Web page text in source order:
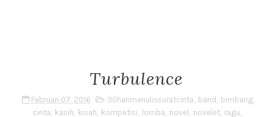
Turbulence
Februari 07, 2016 30harimenulissuratcinta, band , bimbang,
cinta, kasih, kisah, kompetisi, lomba, novel , novelet, ragu,